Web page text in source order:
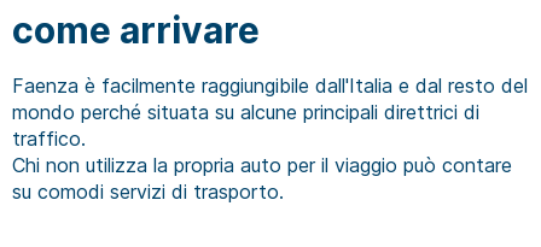
come arrivare
Faenza è facilmente raggiungibile dall'Italia e dal resto del
mondo perché situata su alcune principali direttrici di
traffico.
Chi non utilizza la propria auto per il viaggio può contare
su comodi servizi di trasporto.